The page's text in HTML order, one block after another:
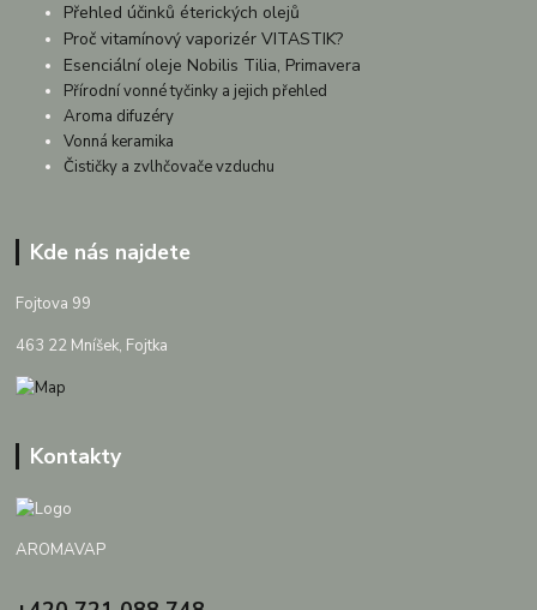
Přehled účinků éterických olejů
Proč vitamínový vaporizér VITASTIK?
Esenciální oleje Nobilis Tilia, Primavera
Přírodní vonné tyčinky a jejich přehled
Aroma difuzéry
Vonná keramika
Čističky a zvlhčovače vzduchu
Kde nás najdete
Fojtova 99
463 22 Mníšek, Fojtka
Kontakty
AROMAVAP